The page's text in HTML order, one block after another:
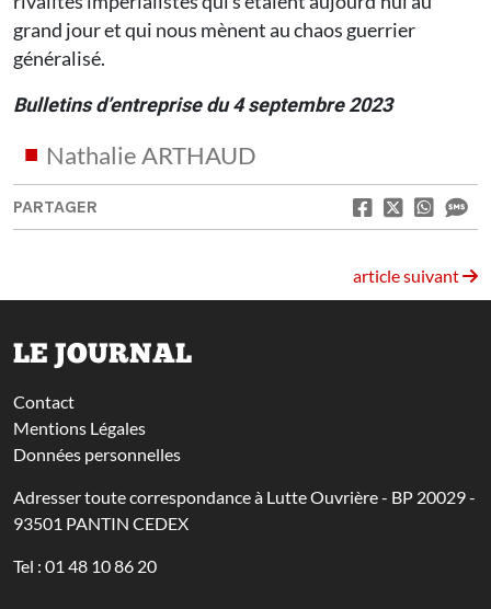
grand jour et qui nous mènent au chaos guerrier
généralisé.
Bulletins d’entreprise du 4 septembre 2023
Nathalie ARTHAUD
PARTAGER
article suivant
LE JOURNAL
Contact
Mentions Légales
Données personnelles
Adresser toute correspondance à Lutte Ouvrière - BP 20029 -
93501 PANTIN CEDEX
Tel : 01 48 10 86 20